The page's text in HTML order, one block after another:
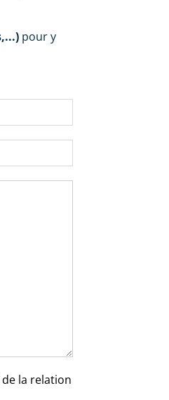
pour y
la relation